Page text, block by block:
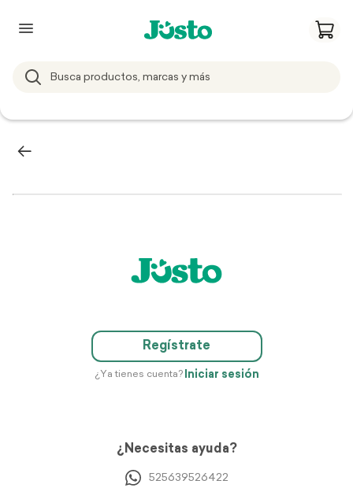
Regístrate
¿Ya tienes cuenta? Iniciar sesión
¿Necesitas ayuda?
525639526422